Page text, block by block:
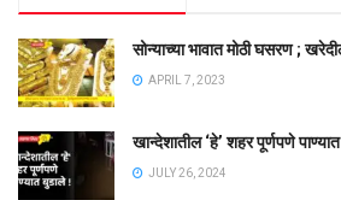
सोन्याच्या भावात मोठी घसरण ;
APRIL 7, 2023
खान्देशातील ‘हे’ शहर पूर्णपणे
JULY 26, 2024